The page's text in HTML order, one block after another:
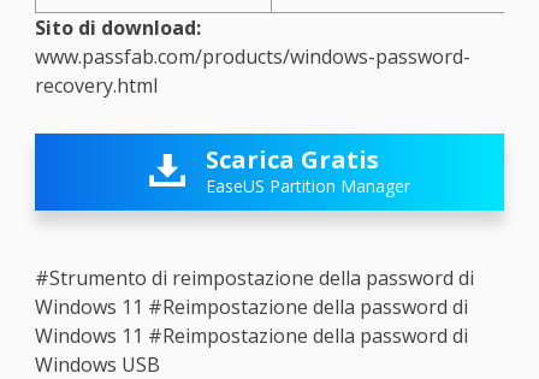
Sito di download:
www.passfab.com/products/windows-password-
recovery.html
 Scarica Gratis
EaseUS Partition Manager
#Strumento di reimpostazione della password di
Windows 11 #Reimpostazione della password di
Windows 11 #Reimpostazione della password di
Windows USB